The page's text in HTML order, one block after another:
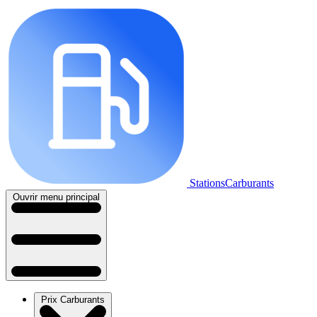
StationsCarburants
Ouvrir menu principal
Prix Carburants